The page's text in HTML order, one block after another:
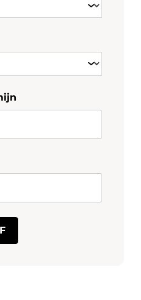
deze HR-V
Uniek; informeer ook
Honda&Selectie,
van 48 maanden
en/of reparatie en 48